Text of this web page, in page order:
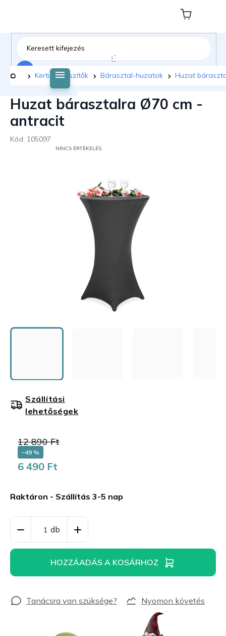
tartalomhoz
Kosár
Kezdőlap
Kerti kiegészítők Bárasztal-huzatok Huzat
Huzat bárasztalra Ø70 cm -
antracit
Kód: 105097
NINCS ÉRTÉKELÉS
12 890 Ft
–49 %
6 490 Ft
Raktáron - Szállítás 3-5 nap
Szállítási
lehetőségek
HOZZÁADÁS A KOSÁRHOZ
Nyomon követés